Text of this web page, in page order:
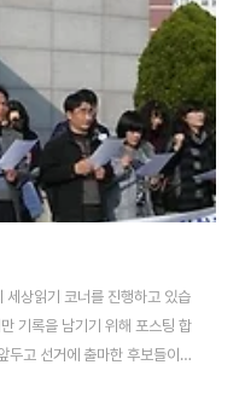
낸 공약을 모아서 투표를 통해
상읽기 코너를 진행하고 있습
기록을 남기기 위해 포스팅 합
고 선거에 출마한 후보들이
어 이번 주까지 가장 이슈가